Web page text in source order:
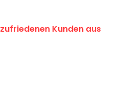
Kunden aus